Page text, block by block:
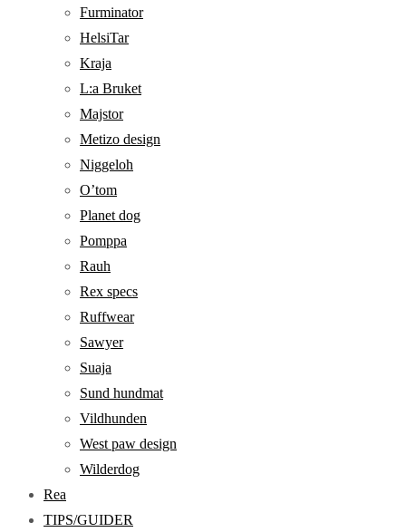
Furminator
HelsiTar
Kraja
L:a Bruket
Majstor
Metizo design
Niggeloh
O’tom
Planet dog
Pomppa
Rauh
Rex specs
Ruffwear
Sawyer
Suaja
Sund hundmat
Vildhunden
West paw design
Wilderdog
Rea
TIPS/GUIDER